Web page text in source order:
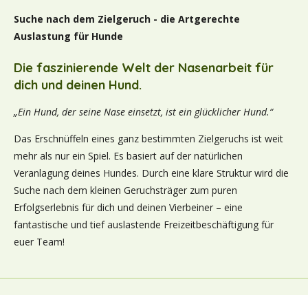
Suche nach dem Zielgeruch - die Artgerechte
Auslastung für Hunde
Die faszinierende Welt der Nasenarbeit für
dich und deinen Hund.
„Ein Hund, der seine Nase einsetzt, ist ein glücklicher Hund.“
Das Erschnüffeln eines ganz bestimmten Zielgeruchs ist weit
mehr als nur ein Spiel. Es basiert auf der natürlichen
Veranlagung deines Hundes. Durch eine klare Struktur wird die
Suche nach dem kleinen Geruchsträger zum puren
Erfolgserlebnis für dich und deinen Vierbeiner – eine
fantastische und tief auslastende Freizeitbeschäftigung für
euer Team!